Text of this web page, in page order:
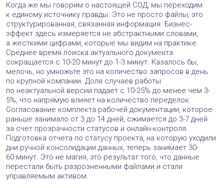
Когда же мы говорим о настоящей СОД, мы переходим
к единому источнику правды. Это не просто файлы, это
структурированная, связанная информация. Бизнес-
эффект здесь измеряется не абстрактными словами,
а жесткими цифрами, которые мы видим на практике.
Среднее время поиска актуального документа
сокращается с 10-20 минут до 1-3 минут. Казалось бы,
мелочь, но умножьте это на количество запросов в день
по крупной компании. Доля случаев работы
по неактуальной версии падает с 10-25% до менее чем 3-
5%, что напрямую влияет на количество переделок.
Согласование комплекта рабочей документации, которое
раньше занимало от 3 до 14 дней, сжимается до 3-7 дней
за счет прозрачности статусов и онлайн-контроля.
Подготовка отчета по статусу проекта, на которую уходили
дни ручной консолидации данных, теперь занимает 30-
60 минут. Это не магия, это результат того, что данные
перестали быть разрозненными файлами и стали
управляемым активом.